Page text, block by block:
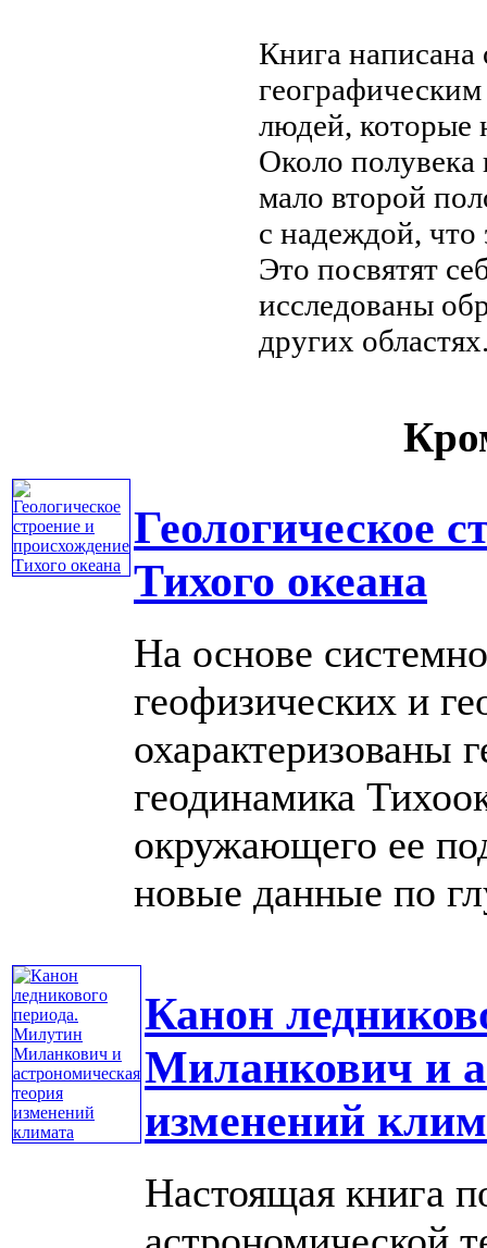
Книга написана
людей, которые
Около полувека
мало второй
с надеждой, что
Это посвятят
исследованы
других
Геологическое
Тихого океана
На основе
геофизических и
охарактеризованы
геодинамика
окружающего ее
новые данные по
Канон
Миланкович и
изменений
Настоящая книга